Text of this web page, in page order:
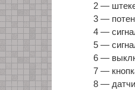
2 —
3 —
4 —
5 —
6 —
7 —
8 —